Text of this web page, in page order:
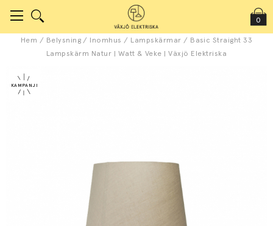
0
Hem / Belysning / Inomhus / Lampskärmar / Basic Straight 33
Lampskärm Natur | Watt & Veke | Växjö Elektriska